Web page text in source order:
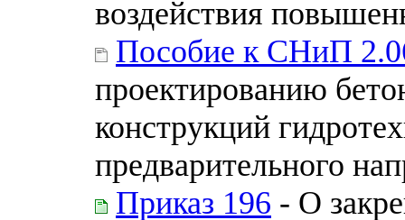
воздействия
Пособие к СНиП
проектированию
конструкций
предварительного
Приказ 196 - О